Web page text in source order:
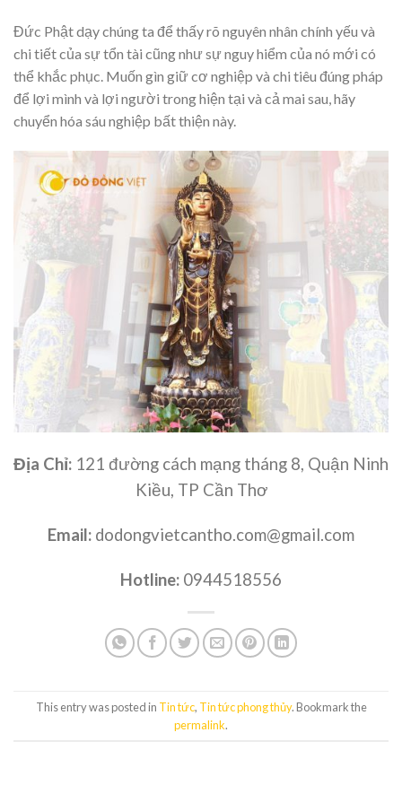
Đức Phật dạy chúng ta để thấy rõ nguyên nhân chính yếu và
chi tiết của sự tổn tài cũng như sự nguy hiểm của nó mới có
thể khắc phục. Muốn gìn giữ cơ nghiệp và chi tiêu đúng pháp
để lợi mình và lợi người trong hiện tại và cả mai sau, hãy
chuyển hóa sáu nghiệp bất thiện này.
Địa Chỉ: 121 đường cách mạng tháng 8, Quận Ninh
Kiều, TP Cần Thơ
Email: dodongvietcantho.com@gmail.com
Hotline: 0944518556
This entry was posted in Tin tức, Tin tức phong thủy. Bookmark the
permalink.